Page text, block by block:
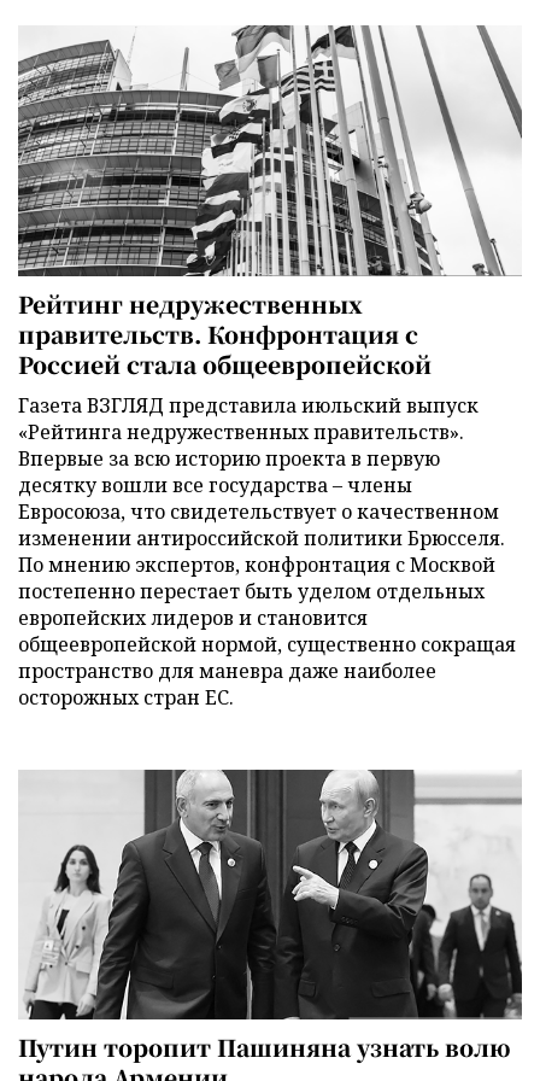
Рейтинг недружественных
правительств. Конфронтация с
Россией стала общеевропейской
Газета ВЗГЛЯД представила июльский выпуск
«Рейтинга недружественных правительств».
Впервые за всю историю проекта в первую
десятку вошли все государства – члены
Евросоюза, что свидетельствует о качественном
изменении антироссийской политики Брюсселя.
По мнению экспертов, конфронтация с Москвой
постепенно перестает быть уделом отдельных
европейских лидеров и становится
общеевропейской нормой, существенно сокращая
пространство для маневра даже наиболее
осторожных стран ЕС.
Путин торопит Пашиняна узнать волю